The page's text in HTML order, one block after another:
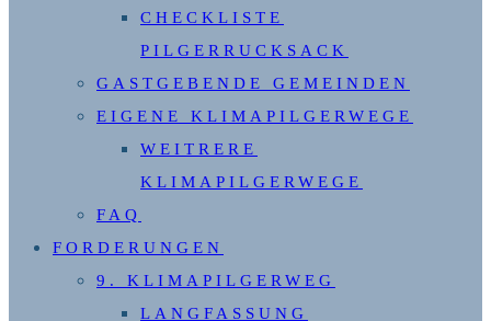
CHECKLISTE
PILGERRUCKSACK
GASTGEBENDE GEMEINDEN
EIGENE KLIMAPILGERWEGE
WEITRERE
KLIMAPILGERWEGE
FAQ
FORDERUNGEN
9. KLIMAPILGERWEG
LANGFASSUNG